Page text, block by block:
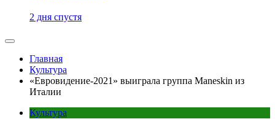
2 дня спустя
Главная
Культура
«Евровидение-2021» выиграла группа Maneskin из
Италии
Культура